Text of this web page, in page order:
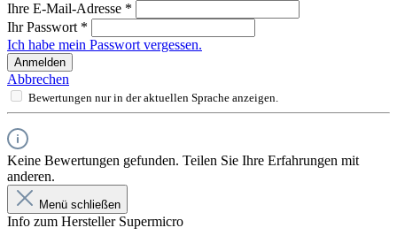
Ihre E-Mail-Adresse *
Ihr Passwort *
Ich habe mein Passwort vergessen.
Anmelden
Abbrechen
Bewertungen nur in der aktuellen Sprache anzeigen.
Keine Bewertungen gefunden. Teilen Sie Ihre Erfahrungen mit
anderen.
Menü schließen
Info zum Hersteller Supermicro